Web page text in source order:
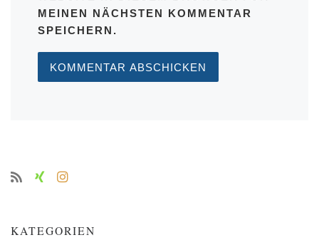
MEINEN NÄCHSTEN KOMMENTAR
SPEICHERN.
KATEGORIEN